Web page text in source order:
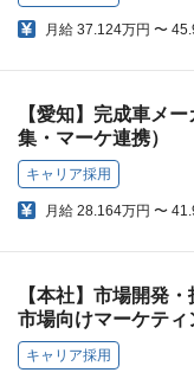
月給 37.124万円 〜
【愛知】完成車メ
集・マーケ連携）
キャリア採用
月給 28.164万円 〜
【本社】市場開発
市場向けマーケティ
キャリア採用